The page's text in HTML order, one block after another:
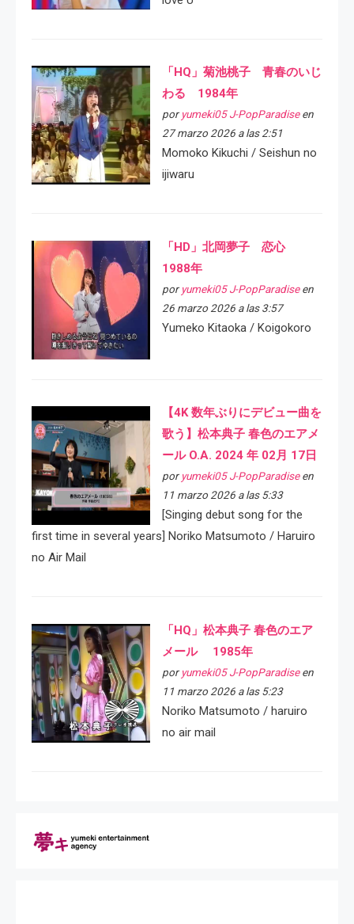
「HQ」菊池桃子 青春のいじ
わる 1984年
por yumeki05 J-PopParadiseen
27 marzo 2026 a las 2:51
Momoko Kikuchi / Seishun no
ijiwaru
「HD」北岡夢子 恋心
1988年
por yumeki05 J-PopParadiseen
26 marzo 2026 a las 3:57
Yumeko Kitaoka / Koigokoro
【4K 数年ぶりにデビュー曲を
歌う】松本典子 春色のエアメ
ール O.A. 2024 年 02月 17日
por yumeki05 J-PopParadiseen
11 marzo 2026 a las 5:33
[Singing debut song for the
first time in several years] Noriko Matsumoto / Haruiro
no Air Mail
「HQ」松本典子 春色のエア
メール 1985年
por yumeki05 J-PopParadiseen
11 marzo 2026 a las 5:23
Noriko Matsumoto / haruiro
no air mail